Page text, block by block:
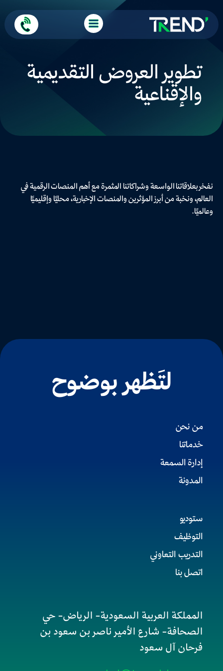
تطوير العروض التقديمية
والإقناعية
نفخر بعلاقاتنا الواسعة وشراكاتنا المثمرة مع أهم المنصات الرقمية في
العالم، ونخبة من أبرز المؤثرين والمنصات الإخبارية، محليًا وإقليميًا
وعالميًا.
لتَظهر بوضوح
من نحن
خدماتنا
إدارة السمعة
المدونة
ستوديو
التوظيف
التدريب التعاوني
اتصل بنا
المملكة العربية السعودية- الرياض- حي
الصحافة- شارع الأمير ناصر بن سعود بن
فرحان آل سعود